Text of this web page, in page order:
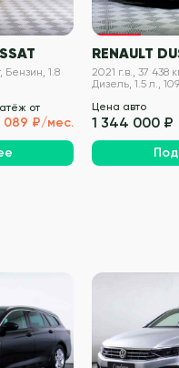
проверен
Бензин, 1.8
от
089 ₽/мес.
RENAULT
2021 г.в., 37 438
Дизель, 1.5 л.,
Цена авто
1 344 000 ₽